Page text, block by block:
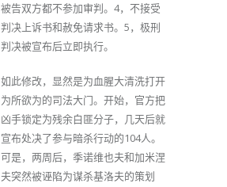
被告双方都不参加审判。4，不接受
判决上诉书和赦免请求书。5，极刑
判决被宣布后立即执行。
如此修改，显然是为血腥大清洗打开
为所欲为的司法大门。开始，官方把
凶手锁定为残余白匪分子，几天后就
宣布处决了参与暗杀行动的104人。
可是，两周后，季诺维也夫和加米涅
夫突然被诬陷为谋杀基洛夫的策划